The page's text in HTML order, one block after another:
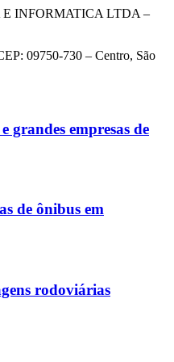
INFORMATICA LTDA –
09750-730 – Centro, São
grandes empresas de
de ônibus em
rodoviárias